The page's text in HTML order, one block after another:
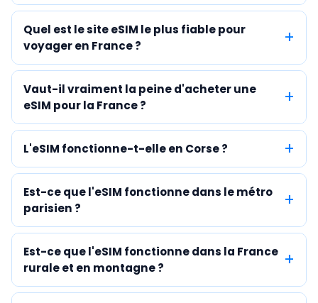
Quel est le site eSIM le plus fiable pour
voyager en France ?
Vaut-il vraiment la peine d'acheter une
eSIM pour la France ?
L'eSIM fonctionne-t-elle en Corse ?
Est-ce que l'eSIM fonctionne dans le métro
parisien ?
Est-ce que l'eSIM fonctionne dans la France
rurale et en montagne ?